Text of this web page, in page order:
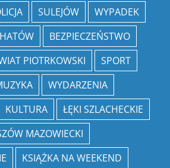
SULEJÓW
WYPADEK
BEZPIECZEŃSTWO
PIOTRKOWSKI
SPORT
WYDARZENIA
KULTURA
ŁĘKI SZLACHECKIE
MAZOWIECKI
KSIĄŻKA NA WEEKEND